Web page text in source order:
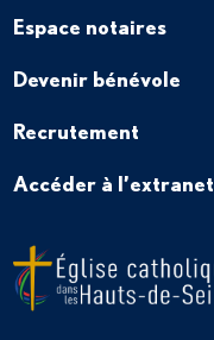
Espace notaires
Devenir bénévole
Recrutement
Accéder à l’extranet